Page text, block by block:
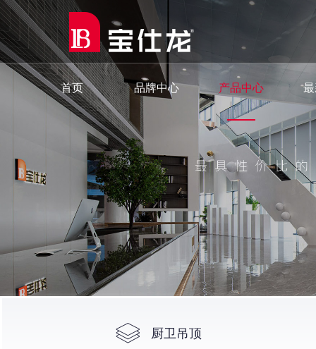
首页 品牌中心 产品中心
厨卫吊顶